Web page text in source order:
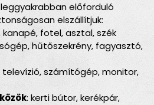
előforduló
elszállítjuk:
kanapé, fotel, asztal, szék
hűtőszekrény, fagyasztó,
televízió, számítógép, monitor,
: kerti bútor, kerékpár,